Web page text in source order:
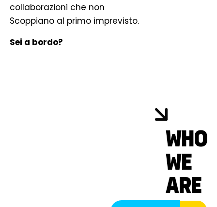
collaborazioni che non
Scoppiano al primo imprevisto.
Sei a bordo?
WHO
WE
ARE